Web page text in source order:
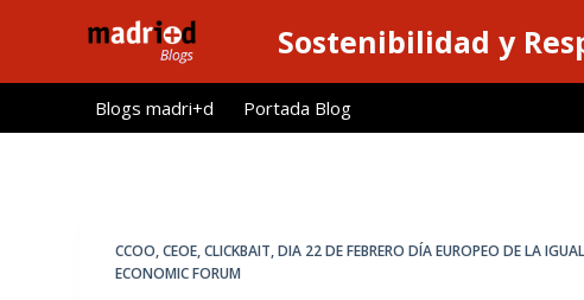
l
Sostenibilidad y
Blogs madri+d Portada Blog
CCOO,CEOE,CLICKBAIT,DIA 22 DE FEBRERO DÍA EUROPEO DE LA
ECONOMIC FORUM